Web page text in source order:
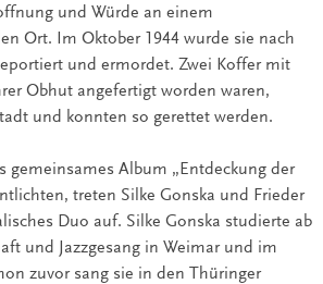
und Würde an einem
Ort. Im Oktober 1944 wurde sie nach
und ermordet. Zwei Koffer mit
Obhut angefertigt worden waren,
und konnten so gerettet werden.
gemeinsames Album „Entdeckung der
treten Silke Gonska und Frieder
Duo auf. Silke Gonska studierte ab
und Jazzgesang in Weimar und im
zuvor sang sie in den Thüringer